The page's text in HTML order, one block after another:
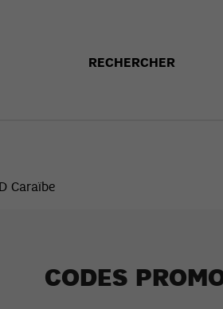
RECHERCHER
Caraïbe
CODES